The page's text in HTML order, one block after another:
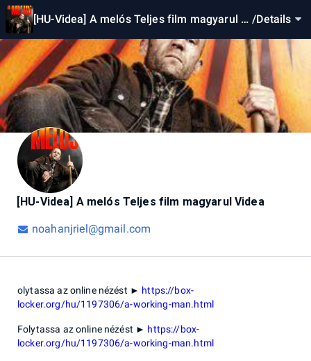
[HU-Videa] A melós Teljes film magyarul Vi /Details
[HU-Videa] A melós Teljes film magyarul Videa
noahanjriel@gmail.com
olytassa az online nézést ► https://box-
locker.org/hu/1197306/a-working-man.html
Folytassa az online nézést ► https://box-
locker.org/hu/1197306/a-working-man.html